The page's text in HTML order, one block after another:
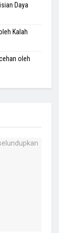
Daya
Kalah
oleh